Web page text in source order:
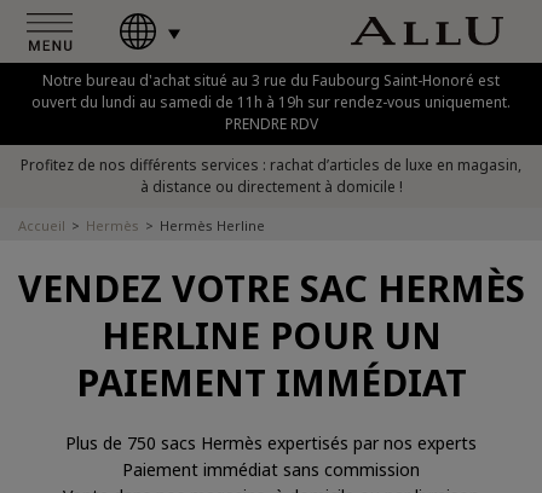
Notre bureau d'achat situé au 3 rue du Faubourg Saint-Honoré est
ouvert du lundi au samedi de 11h à 19h sur rendez-vous uniquement.
PRENDRE RDV
Profitez de nos différents services : rachat d’articles de luxe en magasin,
à distance ou directement à domicile !
Accueil Hermès Hermès Herline
VENDEZ VOTRE SAC HERMÈS
HERLINE POUR UN
PAIEMENT IMMÉDIAT
Plus de 750 sacs Hermès expertisés par nos experts
Paiement immédiat sans commission